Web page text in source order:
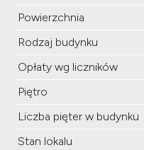
Powierzchnia
Rodzaj budynku
Opłaty wg liczników
Piętro
Liczba pięter w budynku
Stan lokalu